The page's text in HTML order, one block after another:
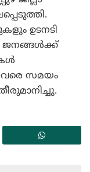
ഉടനടി
ജനങ്ങള്‍ക്ക്
സമയം